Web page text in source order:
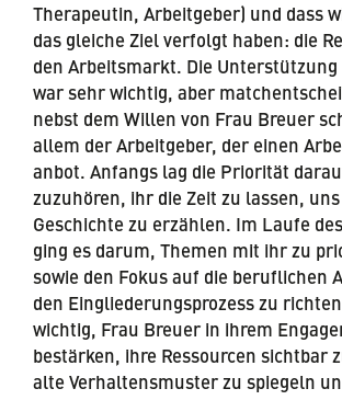
Therapeutin, Arbeitgeber) und dass
das gleiche Ziel verfolgt haben: die
den Arbeitsmarkt. Die Unterstützung
war sehr wichtig, aber
nebst dem Willen von Frau Breuer
allem der Arbeitgeber, der einen
anbot. Anfangs lag die Priorität
zuzuhören, ihr die Zeit zu lassen,
Geschichte zu erzählen. Im Laufe
ging es darum, Themen mit ihr zu
sowie den Fokus auf die beruflichen
den Eingliederungsprozess zu
wichtig, Frau Breuer in ihrem
bestärken, ihre Ressourcen sichtbar
alte Verhaltensmuster zu spiegeln